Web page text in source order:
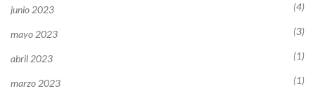
junio 2023 (4)
mayo 2023 (3)
abril 2023 (1)
marzo 2023 (1)